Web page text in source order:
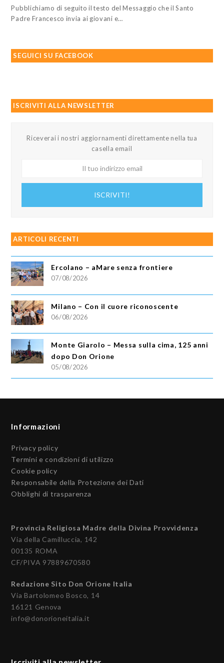
Pubblichiamo di seguito il testo del Messaggio che il Santo
Padre Francesco invia ai giovani e…
SEGUICI SU FACEBOOK
ISCRIVITI ALLA NEWSLETTER
Riceverai i nostri aggiornamenti direttamente nella tua
casella email
ISCRIVITI!
ARTICOLI RECENTI
Ercolano – aMare senza frontiere
07/08/2026
Milano – Con il cuore riconoscente
06/08/2026
Monte Giarolo – Messa sulla cima, 125 anni
dopo Don Orione
05/08/2026
Informazioni
Privacy policy
Termini e condizioni di utilizzo
Cookie policy
Responsabile della Protezione dei Dati
Obblighi di trasparenza
Provincia Religiosa Madre della Divina Provvidenza
Via della Camilluccia, 142
00135 ROMA
CF/PIVA 97889670580
Redazione Sito Don Orione Italia
Via Bartolomeo Bosco, 14
16121 Genova
info@donorioneitalia.it